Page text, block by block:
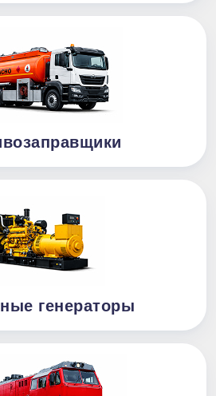
генераторы